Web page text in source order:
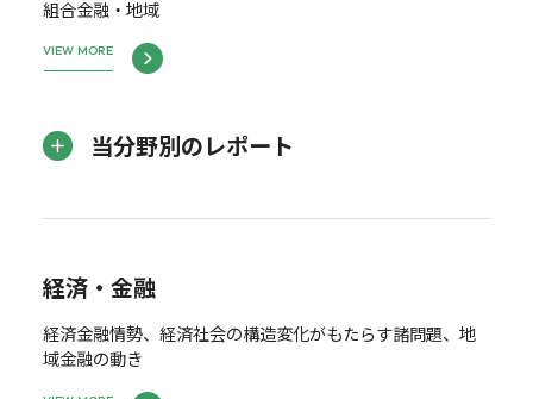
組合金融・地域
VIEW MORE
当分野別のレポート
経済・金融
経済金融情勢、経済社会の構造変化がもたらす諸問題、地
域金融の動き